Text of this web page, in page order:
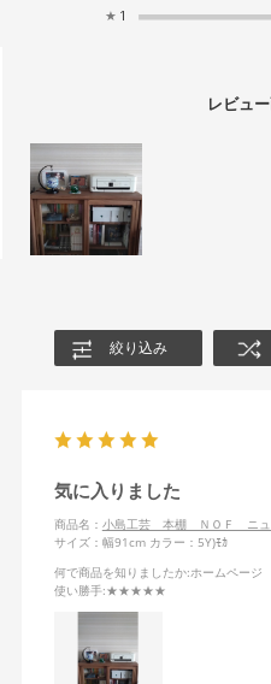
★ 1
レビュ
絞り込み
気に入りました
商品名： 小島工芸 本棚 ＮＯＦ ニュ
サイズ：幅91cm カラー：5Y)ﾓｶ
何で商品を知りましたか:ホームページ
使い勝手:★★★★★